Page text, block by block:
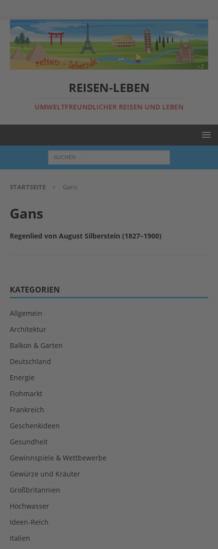
REISEN-LEBEN
UMWELTFREUNDLICHER REISEN UND LEBEN
STARTSEITE Gans
Gans
Regenlied von August Silberstein (1827–1900)
KATEGORIEN
Allgemein
Architektur
Balkon & Garten
Deutschland
Energie
Flohmarkt
Frankreich
Geschenkideen
Gesundheit
Gewinnspiele & Wettbewerbe
Gewürze und Kräuter
Großbritannien
Hochwasser
Ideen-Reich
Italien